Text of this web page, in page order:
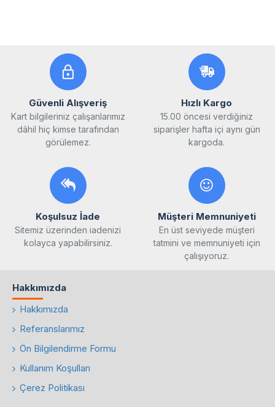
Güvenli Alışveriş
Kart bilgileriniz çalışanlarımız
dâhil hiç kimse tarafından
görülemez.
Hızlı Kargo
15.00 öncesi verdiğiniz
siparişler hafta içi aynı gün
kargoda.
Koşulsuz İade
Sitemiz üzerinden iadenizi
kolayca yapabilirsiniz.
Müşteri Memnuniyeti
En üst seviyede müşteri
tatmini ve memnuniyeti için
çalışıyoruz.
Hakkımızda
Hakkımızda
Referanslarımız
Ön Bilgilendirme Formu
Kullanım Koşulları
Çerez Politikası